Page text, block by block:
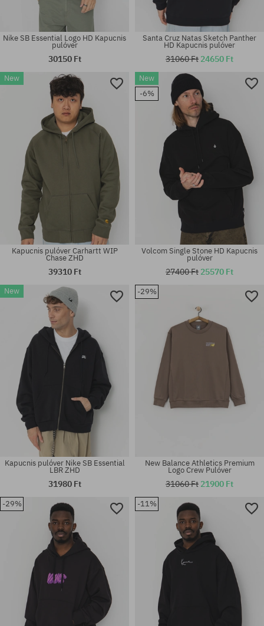
Elérhető méretek:
Elérhető méretek:
S
Elérhető méretek:
S; M; L; XL; XXL
Nike SB Essential Logo HD Kapucnis
pulóver
30150 Ft
Elérhető méretek:
Santa Cruz Natas Sketch Panther
HD Kapucnis pulóver
31060 Ft 24650 Ft
New
Elérhető méretek:
Kapucnis pulóver Carhartt WIP
Chase ZHD
39310 Ft
New
-6%
Elérhető méretek:
XS; S; M; L; XL; XXL
Volcom Single Stone HD Kapucnis
pulóver
27400 Ft 25570 Ft
New
Kapucnis pulóver Nike SB Essential
LBR ZHD
31980 Ft
-29%
New Balance Athletics Premium
Logo Crew Pulóver
31060 Ft 21900 Ft
-29% -11%